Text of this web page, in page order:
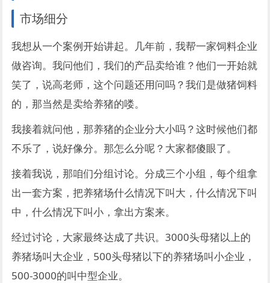
市场细分
我想从一个案例开始讲起。几年前，我帮一家饲料企业
做咨询。我问他们，我们的产品卖给谁？他们一开始就
笑了，说高老师，这个问题还用问吗？我们是做猪饲料
的，那当然是卖给养猪的喽。
我接着就问他，那养猪的企业分大小吗？这时候他们都
不乐了，说好像分。那怎么分呢？大家都傻眼了。
接着我说，那咱们分组讨论。分成三个小组，每个组拿
出一套方案，把养猪场什么情况下叫大，什么情况下叫
中，什么情况下叫小，拿出方案来。
经过讨论，大家最终达成了共识。3000头母猪以上的
养猪场叫大企业，500头母猪以下的养猪场叫小企业，
500-3000的叫中型企业。